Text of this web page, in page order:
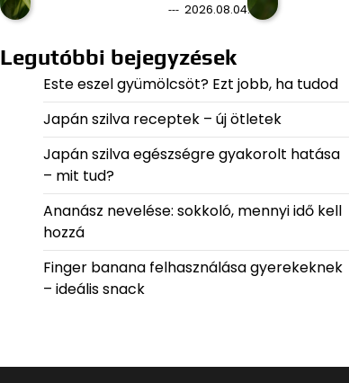
2026.08.04.
Legutóbbi bejegyzések
Este eszel gyümölcsöt? Ezt jobb, ha tudod
Japán szilva receptek – új ötletek
Japán szilva egészségre gyakorolt hatása
– mit tud?
Ananász nevelése: sokkoló, mennyi idő kell
hozzá
Finger banana felhasználása gyerekeknek
– ideális snack